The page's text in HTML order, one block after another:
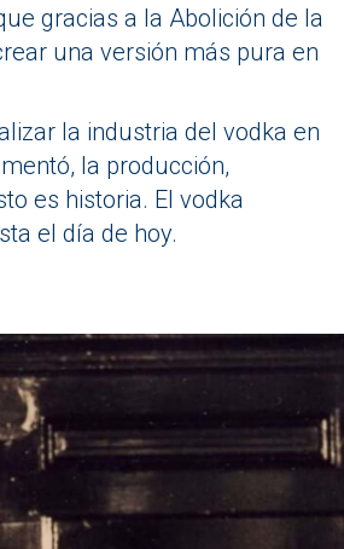
gracias a la Abolición de la
una versión más pura en
la industria del vodka en
la producción,
es historia. El vodka
el día de hoy.